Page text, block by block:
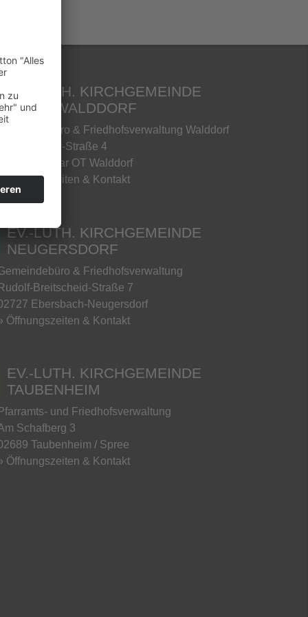
EV.-LUTH. KIRCHGEMEINDE
EIBAU-WALDDORF
Gemeindebüro & Friedhofsverwaltung Walddorf
Martin-Luther-Straße 4
02739 Kottmar OT Walddorf
Öffnungszeiten & Kontakt
EV.-LUTH. KIRCHGEMEINDE
NEUGERSDORF
& Friedhofsverwaltung
Rudolf-Breitscheid-Straße 7
Ebersbach-Neugersdorf
Öffnungszeiten & Kontakt
EV.-LUTH. KIRCHGEMEINDE
TAUBENHEIM
Pfarramts- und Friedhofsverwaltung
Schafberg 3
Taubenheim / Spree
Öffnungszeiten & Kontakt